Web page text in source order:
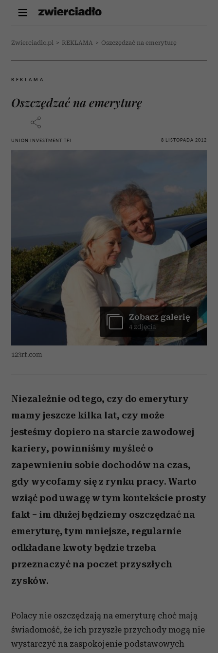
Zwierciadlo.pl > REKLAMA > Oszczędzać na emeryturę
REKLAMA
Oszczędzać na emeryturę
UNION INVESTMENT TFI 8 LISTOPADA 2012
123rf.com
Zobacz galerię
4 zdjęcia
Niezależnie od tego, czy do emerytury
mamy jeszcze kilka lat, czy może
jesteśmy dopiero na starcie zawodowej
kariery, powinniśmy myśleć o
zapewnieniu sobie dochodów na czas,
gdy wycofamy się z rynku pracy. Warto
wziąć pod uwagę w tym kontekście prosty
fakt – im dłużej będziemy oszczędzać na
emeryturę, tym mniejsze, regularnie
odkładane kwoty będzie trzeba
przeznaczyć na poczet przyszłych
zysków.
Polacy nie oszczędzają na emeryturę choć mają
świadomość, że ich przyszłe przychody mogą nie
wystarczyć na zaspokojenie podstawowych